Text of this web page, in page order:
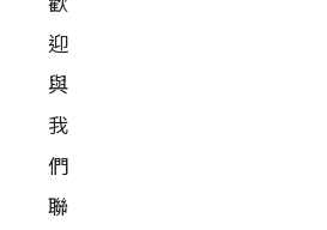
迎
與
我
們
聯